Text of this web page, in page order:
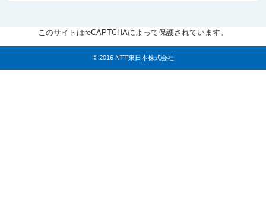
このサイトはreCAPTCHAによって保護されています。
© 2016 NTT東日本株式会社